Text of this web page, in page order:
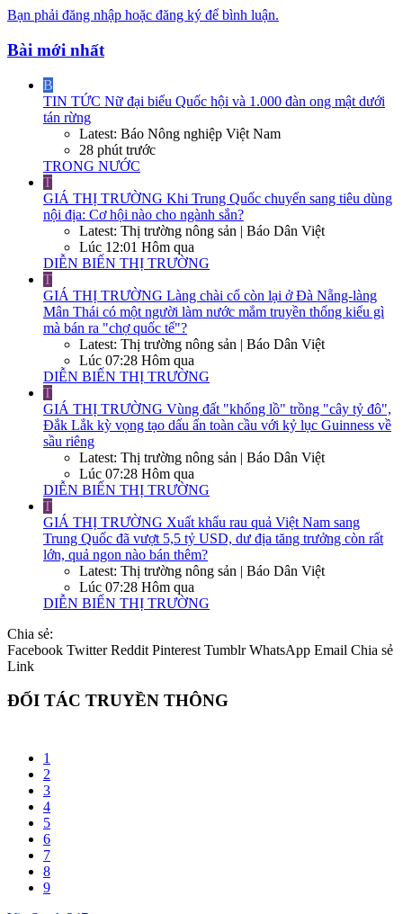
Bạn phải đăng nhập hoặc đăng ký để bình luận.
Bài mới nhất
B
TIN TỨC Nữ đại biểu Quốc hội và 1.000 đàn ong mật dưới
tán rừng
Latest: Báo Nông nghiệp Việt Nam
28 phút trước
TRONG NƯỚC
T
GIÁ THỊ TRƯỜNG Khi Trung Quốc chuyển sang tiêu dùng
nội địa: Cơ hội nào cho ngành sắn?
Latest: Thị trường nông sản | Báo Dân Việt
Lúc 12:01 Hôm qua
DIỄN BIẾN THỊ TRƯỜNG
T
GIÁ THỊ TRƯỜNG Làng chài cổ còn lại ở Đà Nẵng-làng
Mân Thái có một người làm nước mắm truyền thống kiểu gì
mà bán ra "chợ quốc tế"?
Latest: Thị trường nông sản | Báo Dân Việt
Lúc 07:28 Hôm qua
DIỄN BIẾN THỊ TRƯỜNG
T
GIÁ THỊ TRƯỜNG Vùng đất "khổng lồ" trồng "cây tỷ đô",
Đắk Lắk kỳ vọng tạo dấu ấn toàn cầu với kỷ lục Guinness về
sầu riêng
Latest: Thị trường nông sản | Báo Dân Việt
Lúc 07:28 Hôm qua
DIỄN BIẾN THỊ TRƯỜNG
T
GIÁ THỊ TRƯỜNG Xuất khẩu rau quả Việt Nam sang
Trung Quốc đã vượt 5,5 tỷ USD, dư địa tăng trưởng còn rất
lớn, quả ngon nào bán thêm?
Latest: Thị trường nông sản | Báo Dân Việt
Lúc 07:28 Hôm qua
DIỄN BIẾN THỊ TRƯỜNG
Chia sẻ:
Facebook Twitter Reddit Pinterest Tumblr WhatsApp Email Chia sẻ
Link
ĐỐI TÁC TRUYỀN THÔNG
1
2
3
4
5
6
7
8
9